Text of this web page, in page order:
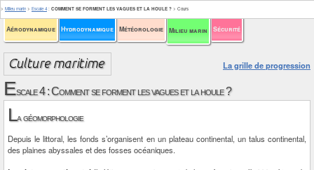
Aérodynamique Hydrodynamique Météorologie Milieu marin Sécurité
> Milieu marin > Escale 4 : COMMENT SE FORMENT LES VAGUES ET LA HOULE ? > Cours
La grille de progression
Escale 4 : Comment se forment les vagues et la houle ?
La géomorphologie
Depuis le littoral, les fonds s’organisent en un plateau continental, un talus continental,
des plaines abyssales et des fosses océaniques.